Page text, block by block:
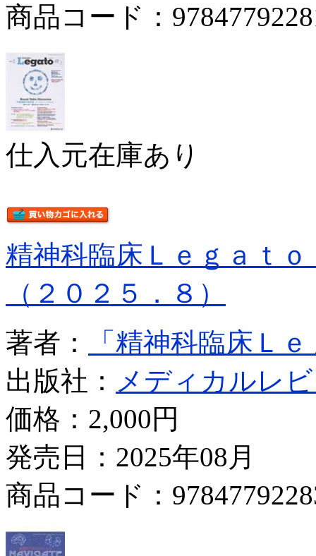
商品コード：
仕入元在庫あり
精神科臨床Ｌｅｇａｔ
（２０２５．８）
著者：
「精神科臨床Ｌ
出版社： メディカルレ
価格： 2,000円
発売日：2025年08月
商品コード：